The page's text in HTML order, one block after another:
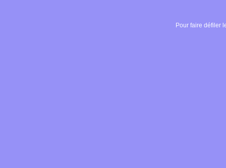
Pour faire défiler